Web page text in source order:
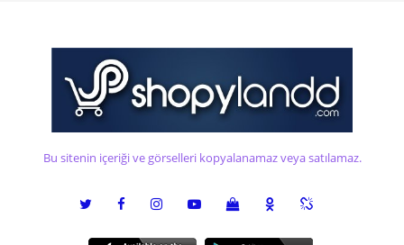
Bu sitenin içeriği ve görselleri kopyalanamaz veya satılamaz.